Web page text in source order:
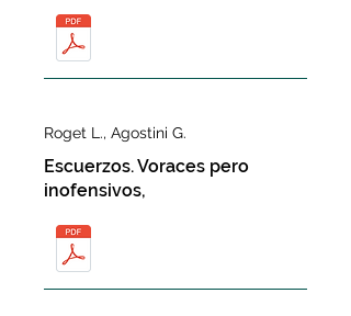
Roget L., Agostini G.
Escuerzos. Voraces pero
inofensivos,